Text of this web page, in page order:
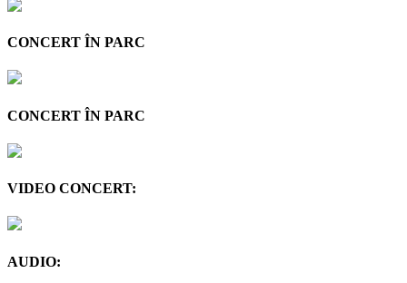
CONCERT ÎN PARC
CONCERT ÎN PARC
VIDEO CONCERT:
AUDIO: